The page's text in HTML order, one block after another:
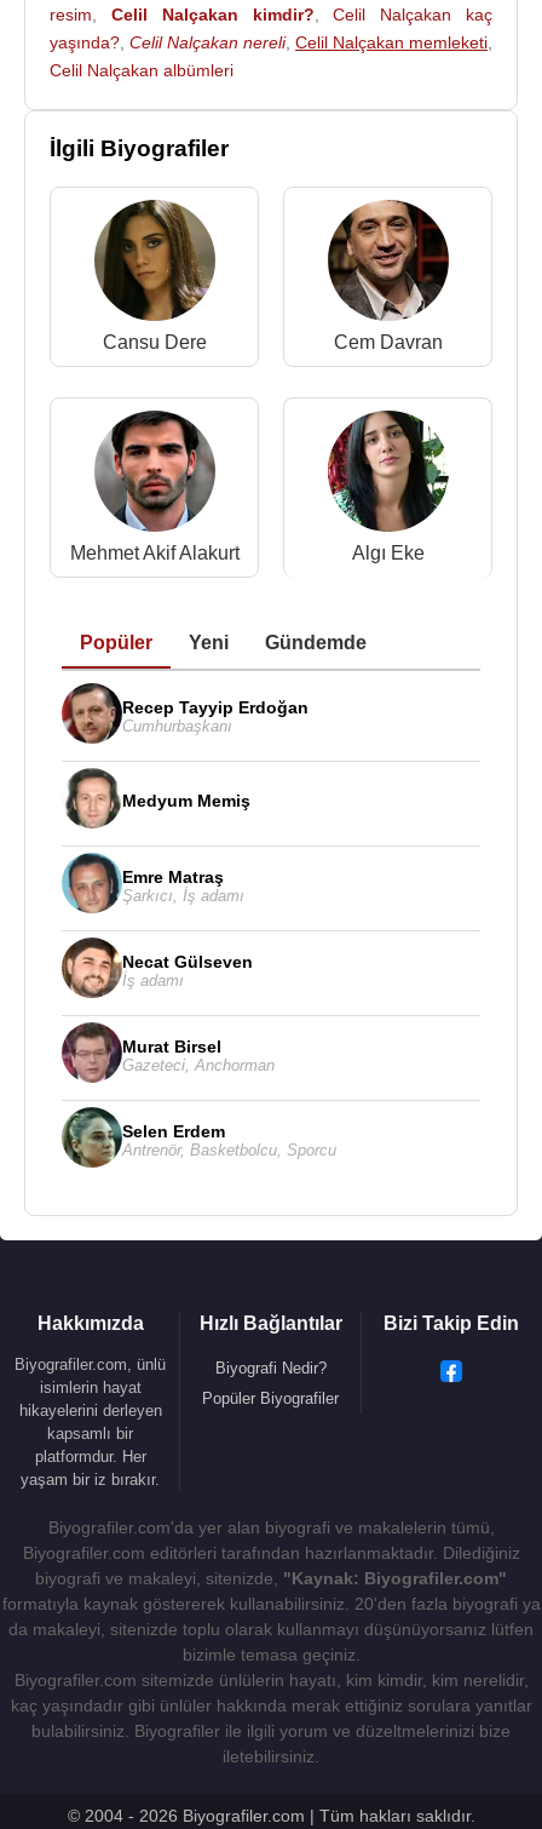
2013 - İntikam (Adem Karakuş) (TV Dizisi)
2013 - Galip Dervis (Selim) (TV Dizisi)
2012 - Çanakkale 1915 (Yarbay Şefik Aker)
(Sinema Filmi)
2012 - Kötü Yol (Erol) (TV Dizisi)
2010-2011 - Bitmeyen şarkı (Necip) (TV Dizisi)
2007 - Arka Sokaklar (TV Dizisi)
2010 - Hanımın Çiftliği (TV Dizisi)
2009 - Kış Masalı (TV Dizisi)
2006-2008 - Sıla (Dilaver) (TV Dizisi)
Kaynak:Biyografiler.com
resim
Celil Nalçakan kimdir? ,Celil Nalçakan kaç
yaşında? Celil Nalçakan nereli, Celil Nalçakan memleketi
Celil Nalçakan albümleri
İlgili Biyografiler
Cansu Dere Cem Davran
Mehmet Akif Alakurt Algı Eke
Popüler Yeni Gündemde
Recep Tayyip Erdoğan
Cumhurbaşkanı
Medyum Memiş
Emre Matraş
Şarkıcı İş adamı
Necat Gülseven
İş adamı
Murat Birsel
Gazeteci Anchorman
Selen Erdem
Antrenör, Basketbolcu Sporcu
Hakkımızda
Biyografiler.com, ünlü
isimlerin hayat
hikayelerini derleyen
kapsamlı bir
platformdur. Her
yaşam bir iz bırakır.
Hızlı Bağlantılar
Biyografi Nedir?
Popüler Biyografiler
Bizi Takip Edin
Biyografiler.com'da yer alan biyografi ve makalelerin tümü,
Biyografiler.com editörleri tarafından hazırlanmaktadır. Dilediğiniz
biyografi ve makaleyi, sitenizde, "Kaynak: Biyografiler.com"
formatıyla kaynak göstererek kullanabilirsiniz. 20'den fazla biyografi ya
da makaleyi, sitenizde toplu olarak kullanmayı düşünüyorsanız lütfen
bizimle temasa geçiniz.
Biyografiler.com sitemizde ünlülerin hayatı, kim kimdir, kim nerelidir,
kaç yaşındadır gibi ünlüler hakkında merak ettiğiniz sorulara yanıtlar
bulabilirsiniz. Biyografiler ile ilgili yorum ve düzeltmelerinizi bize
iletebilirsiniz.
© 2004 - 2026 Biyografiler.com | Tüm hakları saklıdır.